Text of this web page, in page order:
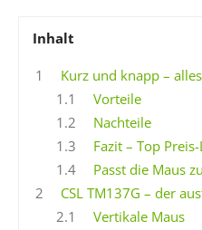
Inhalt
1
Kurz und knapp –
1.1
Vorteile
1.2
Nachteile
1.3
Fazit – Top
1.4
Passt die Maus
2
CSL TM137G – der
2.1
Vertikale Maus